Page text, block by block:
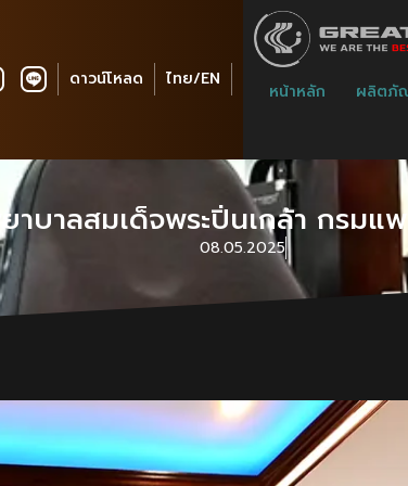
ดาวน์โหลด ไทย/EN
หน้าหลัก ผลิตภั
าบาลสมเด็จพระปิ่นเกล้า กรมแ
08.05.2025